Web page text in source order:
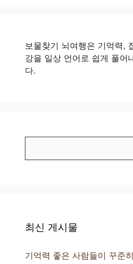
보물찾기 뇌여행은 기억력,
강을 일상 언어로 쉽게 풀어
다.
최신 게시물
기억력 좋은 사람들이 꾸준